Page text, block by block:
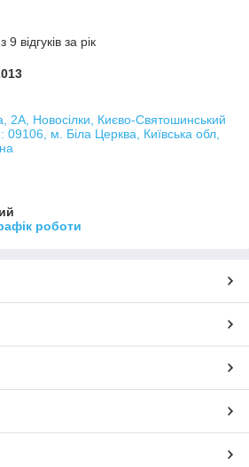
відгуків за рік
2А, Новосілки, Києво-Святошинський
м. Біла Церква, Київська обл,
роботи